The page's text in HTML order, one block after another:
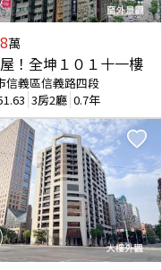
萬
！全坤１０１十一樓
信義區信義路四段
3房2廳 0.7年